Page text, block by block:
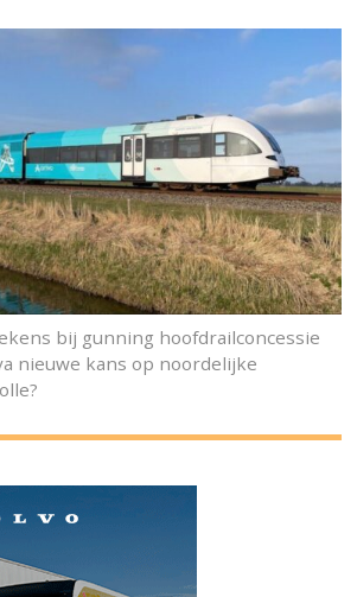
bij gunning hoofdrailconcessie
nieuwe kans op noordelijke